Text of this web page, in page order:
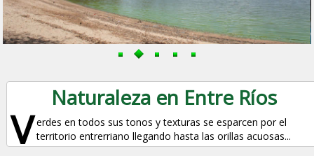
Naturaleza en Entre Ríos
V erdes en todos sus tonos y texturas se esparcen por el
territorio entrerriano llegando hasta las orillas acuosas...